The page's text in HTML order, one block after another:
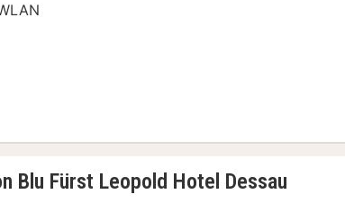
Blu Fürst Leopold Hotel Dessau